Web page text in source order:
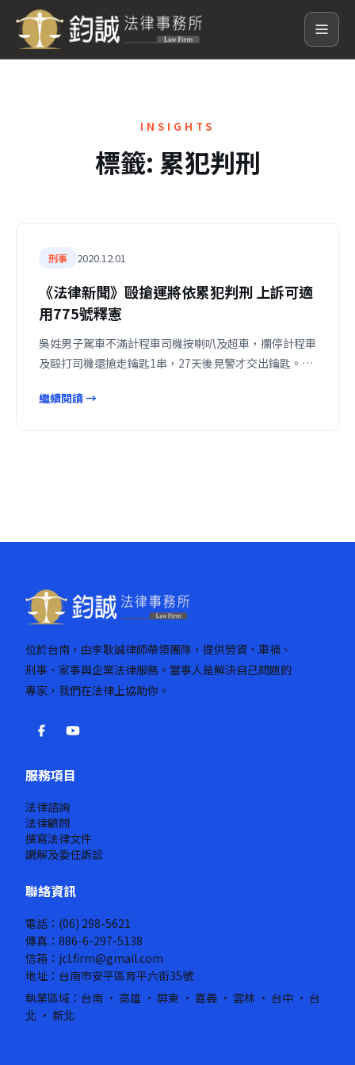
INSIGHTS
標籤: 累犯判刑
刑事 2020.12.01
《法律新聞》毆搶運將依累犯判刑 上訴可適
用775號釋憲
吳姓男子駕車不滿計程車司機按喇叭及超車，攔停計程車
及毆打司機還搶走鑰匙1串，27天後見警才交出鑰匙。…
繼續閱讀 →
位於台南，由李耿誠律師帶領團隊，提供勞資、車禍、
刑事、家事與企業法律服務。當事人是解決自己問題的
專家，我們在法律上協助你。
服務項目
法律諮詢
法律顧問
撰寫法律文件
調解及委任訴訟
聯絡資訊
電話：(06) 298-5621
傳真：886-6-297-5138
信箱：jcl.firm@gmail.com
地址：台南市安平區育平六街35號
執業區域：台南 · 高雄 · 屏東 · 嘉義 · 雲林 · 台中 · 台
北 · 新北